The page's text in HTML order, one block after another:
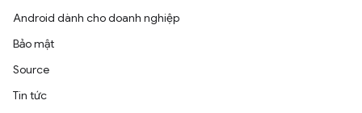
Android dành cho doanh nghiệp
Bảo mật
Source
Tin tức